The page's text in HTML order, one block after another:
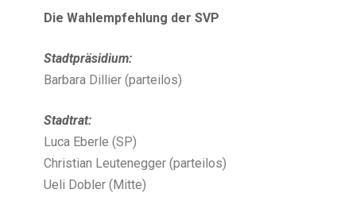
Die Wahlempfehlung der SVP
Stadtpräsidium:
Barbara Dillier (parteilos)
Stadtrat:
Luca Eberle (SP)
Christian Leutenegger (parteilos)
Ueli Dobler (Mitte)